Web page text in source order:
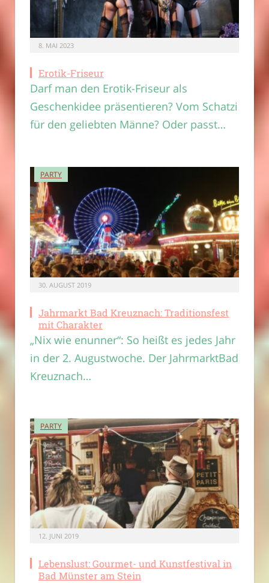
8. MAI 2023
Erotik-Friseur
Darf man den Erotik-Friseur als
Geschenkidee präsentieren? Vom Schatzi
für den geliebten Männe? Oder passt…
PARTY
30. AUGUST 2019
Jahrmarkt Bad Kreuznach: Traditionsfest
mit Charakter
„Nix wie enunner“: So heißt es jedes Jahr
in der 2. Augustwoche. Der JahrmarktBad
Kreuznach…
PARTY
12. JUNI 2019
Lebenslust: Gourmet- und Kunstfestival in
Bad Münster am Stein